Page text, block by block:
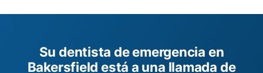
Su dentista de emergencia en
Bakersfield está a una llamada de